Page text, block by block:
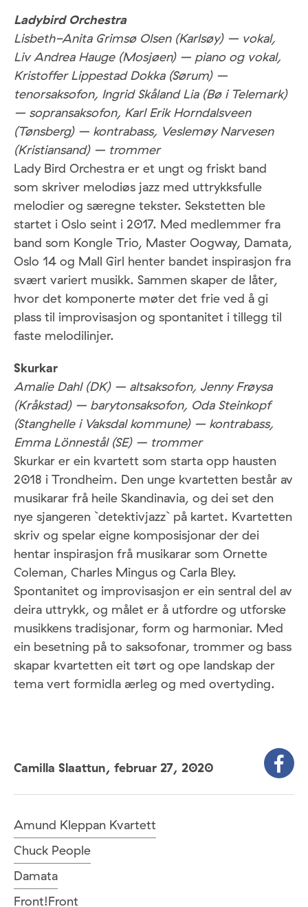
Ladybird Orchestra
Lisbeth-Anita Grimsø Olsen (Karlsøy) – vokal,
Liv Andrea Hauge (Mosjøen) – piano og vokal,
Kristoffer Lippestad Dokka (Sørum) –
tenorsaksofon, Ingrid Skåland Lia (Bø i Telemark)
– sopransaksofon, Karl Erik Horndalsveen
(Tønsberg) – kontrabass, Veslemøy Narvesen
(Kristiansand) – trommer
Lady Bird Orchestra er et ungt og friskt band
som skriver melodiøs jazz med uttrykksfulle
melodier og særegne tekster. Sekstetten ble
startet i Oslo seint i 2017. Med medlemmer fra
band som Kongle Trio, Master Oogway, Damata,
Oslo 14 og Mall Girl henter bandet inspirasjon fra
svært variert musikk. Sammen skaper de låter,
hvor det komponerte møter det frie ved å gi
plass til improvisasjon og spontanitet i tillegg til
faste melodilinjer.
Skurkar
Amalie Dahl (DK) – altsaksofon, Jenny Frøysa
(Kråkstad) – barytonsaksofon, Oda Steinkopf
(Stanghelle i Vaksdal kommune) – kontrabass,
Emma Lönnestål (SE) – trommer
Skurkar er ein kvartett som starta opp hausten
2018 i Trondheim. Den unge kvartetten består av
musikarar frå heile Skandinavia, og dei set den
nye sjangeren `detektivjazz` på kartet. Kvartetten
skriv og spelar eigne komposisjonar der dei
hentar inspirasjon frå musikarar som Ornette
Coleman, Charles Mingus og Carla Bley.
Spontanitet og improvisasjon er ein sentral del av
deira uttrykk, og målet er å utfordre og utforske
musikkens tradisjonar, form og harmoniar. Med
ein besetning på to saksofonar, trommer og bass
skapar kvartetten eit tørt og ope landskap der
tema vert formidla ærleg og med overtyding.
Camilla Slaattun, februar 27, 2020
Amund Kleppan Kvartett
Chuck People
Damata
Front!Front